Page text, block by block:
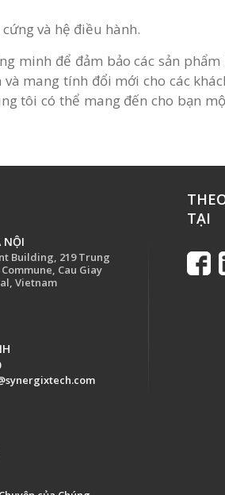
và hệ điều hành.
minh để đảm bảo các sản
mang tính đổi mới cho các
tôi có thể mang đến cho bạn
NỘI
Building, 219 Trung
Cau Giay
Vietnam
TẠI